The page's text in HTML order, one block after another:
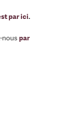
par ici.
nouspar